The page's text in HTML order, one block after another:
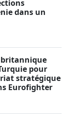
dans un
britannique
pour
stratégique
Eurofighter